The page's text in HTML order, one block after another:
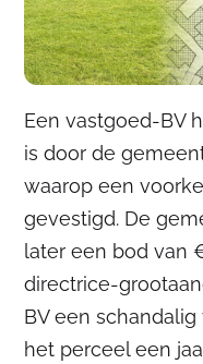
Een vastgoed-BV
is door de
waarop een
gevestigd. De
later een bod van
directrice-
BV een
het perceel een